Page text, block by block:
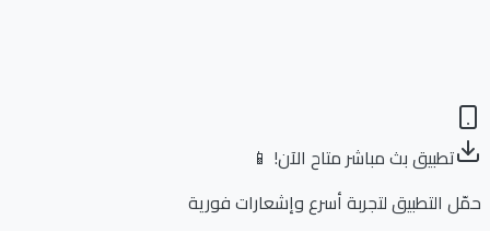
تطبيق بث مباشر متاح الآن! 📱
التطبيق لتجربة أسرع وإشعارات فورية